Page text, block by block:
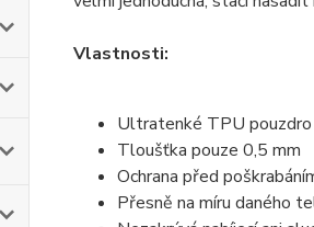
Vlastnosti:
Ultratenké TPU pouzdro
Tloušťka pouze 0,5 mm
Ochrana před
Přesně na míru daného